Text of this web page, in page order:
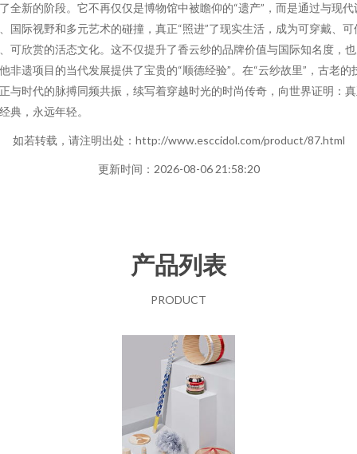
全新的阶段。它不再仅仅是博物馆中被瞻仰的“遗产”，而是通过与现代
国际视野和多元艺术的碰撞，真正“照进”了现实生活，成为可穿戴、可
可欣赏的活态文化。这不仅提升了香云纱的品牌价值与国际知名度，
非遗项目的当代发展提供了宝贵的“顺德经验”。在“云纱故里”，古老的
与时代的脉搏同频共振，续写着穿越时光的时尚传奇，向世界证明：
典，永远年轻。
如若转载，请注明出处：http://www.esccidol.com/product/87.html
更新时间：2026-08-06 21:58:20
产品列表
PRODUCT